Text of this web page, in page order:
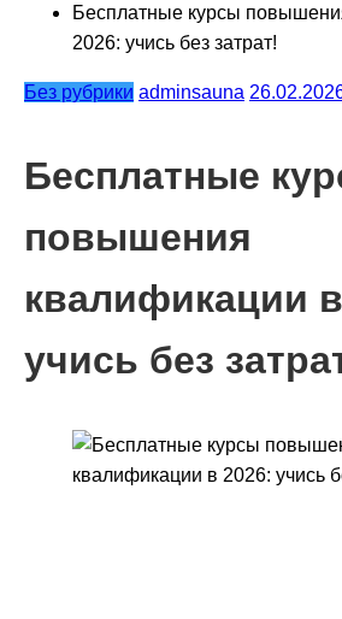
Бесплатные курсы
2026: учись без затрат!
Без рубрики adminsauna
Бесплатные
повышения
квалификации
учись без